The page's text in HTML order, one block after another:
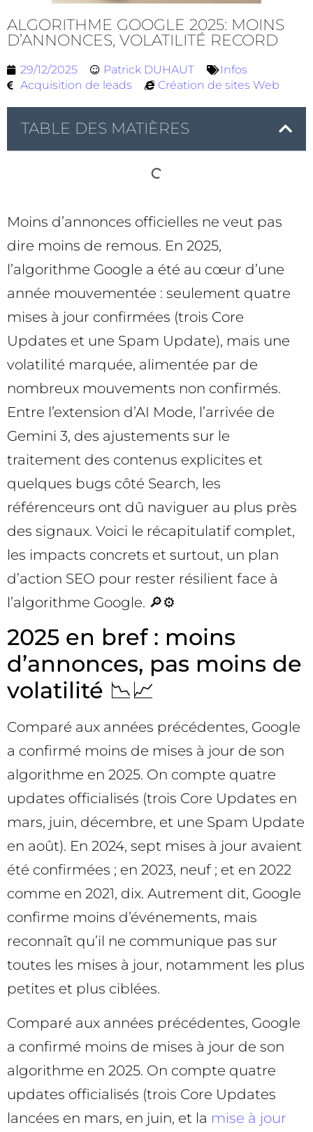
ALGORITHME GOOGLE 2025: MOINS
D’ANNONCES, VOLATILITÉ RECORD
29/12/2025 Patrick DUHAUT
Infos
Acquisition de leads
Création de sites Web
TABLE DES MATIÈRES
Moins d’annonces officielles ne veut pas
dire moins de remous. En 2025,
l’algorithme Google a été au cœur d’une
année mouvementée : seulement quatre
mises à jour confirmées (trois Core
Updates et une Spam Update), mais une
volatilité marquée, alimentée par de
nombreux mouvements non confirmés.
Entre l’extension d’AI Mode, l’arrivée de
Gemini 3, des ajustements sur le
traitement des contenus explicites et
quelques bugs côté Search, les
référenceurs ont dû naviguer au plus près
des signaux. Voici le récapitulatif complet,
les impacts concrets et surtout, un plan
d’action SEO pour rester résilient face à
l’algorithme Google. 🔎⚙️
2025 en bref : moins
d’annonces, pas moins de
volatilité 📉📈
Comparé aux années précédentes, Google
a confirmé moins de mises à jour de son
algorithme en 2025. On compte quatre
updates officialisés (trois Core Updates en
mars, juin, décembre, et une Spam Update
en août). En 2024, sept mises à jour avaient
été confirmées ; en 2023, neuf ; et en 2022
comme en 2021, dix. Autrement dit, Google
confirme moins d’événements, mais
reconnaît qu’il ne communique pas sur
toutes les mises à jour, notamment les plus
petites et plus ciblées.
Comparé aux années précédentes, Google
a confirmé moins de mises à jour de son
algorithme en 2025. On compte quatre
updates officialisés (trois Core Updates
lancées en mars, en juin, et la mise à jour